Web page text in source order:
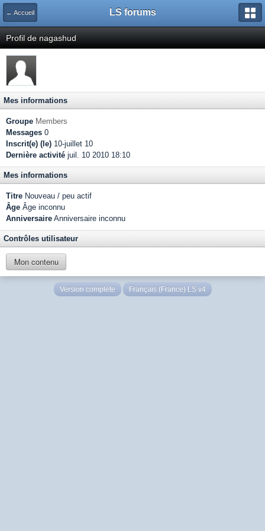
← Accueil LS forums
Profil de nagashud
Mes informations
Groupe Members
Messages 0
Inscrit(e) (le) 10-juillet 10
Dernière activité juil. 10 2010 18:10
Mes informations
Titre Nouveau / peu actif
Âge Âge inconnu
Anniversaire Anniversaire inconnu
Contrôles utilisateur
Mon contenu
Version complète Français (France) LS v4